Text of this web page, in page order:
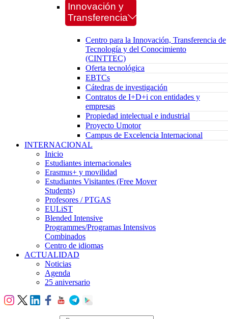
Innovación y
Transferencia
Centro para la Innovación, Transferencia de
Tecnología y del Conocimiento
(CINTTEC)
Oferta tecnológica
EBTCs
Cátedras de investigación
Contratos de I+D+i con entidades y
empresas
Propiedad intelectual e industrial
Proyecto Umotor
Campus de Excelencia Internacional
INTERNACIONAL
Inicio
Estudiantes internacionales
Erasmus+ y movilidad
Estudiantes Visitantes (Free Mover
Students)
Profesores / PTGAS
EULiST
Blended Intensive
Programmes/Programas Intensivos
Combinados
Centro de idiomas
ACTUALIDAD
Noticias
Agenda
25 aniversario